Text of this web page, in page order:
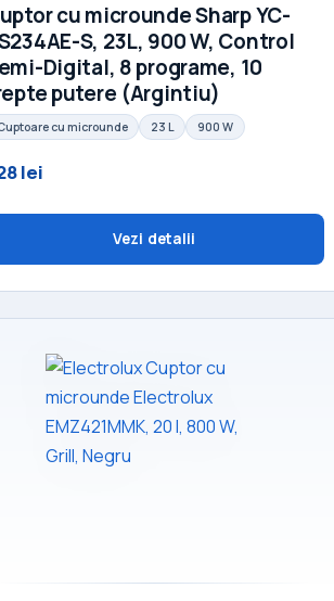
cu microunde Sharp YC-
S, 23L, 900 W, Control
Digital, 8 programe, 10
putere (Argintiu)
cu microunde 23 L 900 W
lei
Vezi detalii